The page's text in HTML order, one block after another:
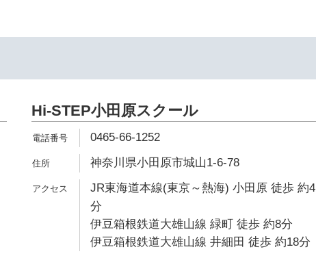
Hi-STEP小田原スクール
0465-66-1252
神奈川県小田原市城山1-6-78
JR東海道本線(東京～熱海) 小田原 徒歩 約4
分
伊豆箱根鉄道大雄山線 緑町 徒歩 約8分
伊豆箱根鉄道大雄山線 井細田 徒歩 約18分